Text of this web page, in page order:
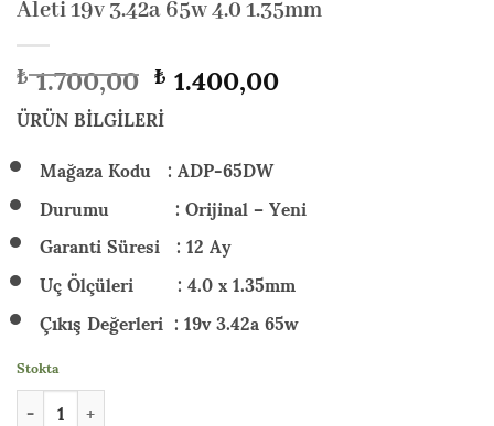
Aleti 19v 3.42a 65w 4.0 1.35mm
₺1.700,00 Orijinal
fiyat:
₺ 1.700,00.
₺1.400,00Şuandaki
ÜRÜN BİLGİLERİ
Mağaza Kodu : ADP-65DW
Durumu : Orijinal – Yeni
Garanti Süresi : 12 Ay
Uç Ölçüleri : 4.0 x 1.35mm
Çıkış Değerleri : 19v 3.42a 65w
Stokta
Asus X543MA-DM1205 Orijinal Adaptör Şarj Aleti 19v 3.42a